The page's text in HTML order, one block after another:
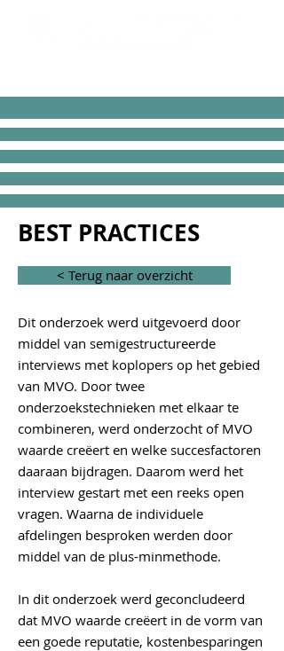
BEST PRACTICES
< Terug naar overzicht
Dit onderzoek werd uitgevoerd door
middel van semigestructureerde
interviews met koplopers op het gebied
van MVO. Door twee
onderzoekstechnieken met elkaar te
combineren, werd onderzocht of MVO
waarde creëert en welke succesfactoren
daaraan bijdragen. Daarom werd het
interview gestart met een reeks open
vragen. Waarna de individuele
afdelingen besproken werden door
middel van de plus-minmethode.
In dit onderzoek werd geconcludeerd
dat MVO waarde creëert in de vorm van
een goede reputatie, kostenbesparingen